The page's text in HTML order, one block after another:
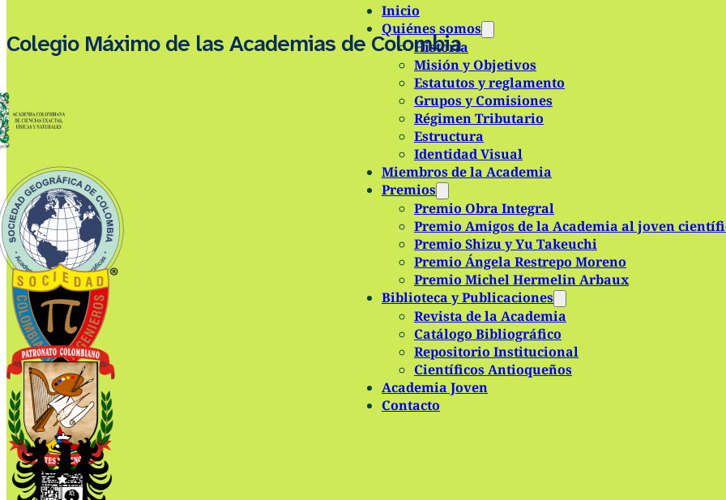
Inicio
Quiénes somos
Historia
Misión y Objetivos
Estatutos y reglamento
Grupos y Comisiones
Régimen Tributario
Estructura
Identidad Visual
Miembros de la Academia
Premios
Premio Obra Integral
Premio Amigos de la Academia al joven
Premio Shizu y Yu Takeuchi
Premio Ángela Restrepo Moreno
Premio Michel Hermelin Arbaux
Biblioteca y Publicaciones
Revista de la Academia
Catálogo Bibliográfico
Repositorio Institucional
Científicos Antioqueños
Academia Joven
Contacto
Colegio Máximo de las Academias de Colombia